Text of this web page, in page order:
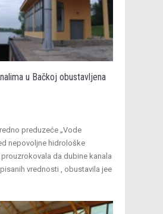
u Bačkoj obustavljena
preduzeće „Vode
nepovoljne hidrološke
da dubine kanala
vrednosti , obustavila jee